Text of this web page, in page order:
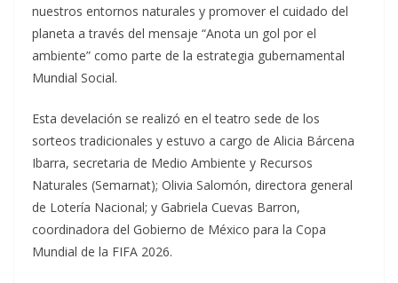
nuestros entornos naturales y promover el cuidado del
planeta a través del mensaje “Anota un gol por el
ambiente” como parte de la estrategia gubernamental
Mundial Social.
Esta develación se realizó en el teatro sede de los
sorteos tradicionales y estuvo a cargo de Alicia Bárcena
Ibarra, secretaria de Medio Ambiente y Recursos
Naturales (Semarnat); Olivia Salomón, directora general
de Lotería Nacional; y Gabriela Cuevas Barron,
coordinadora del Gobierno de México para la Copa
Mundial de la FIFA 2026.